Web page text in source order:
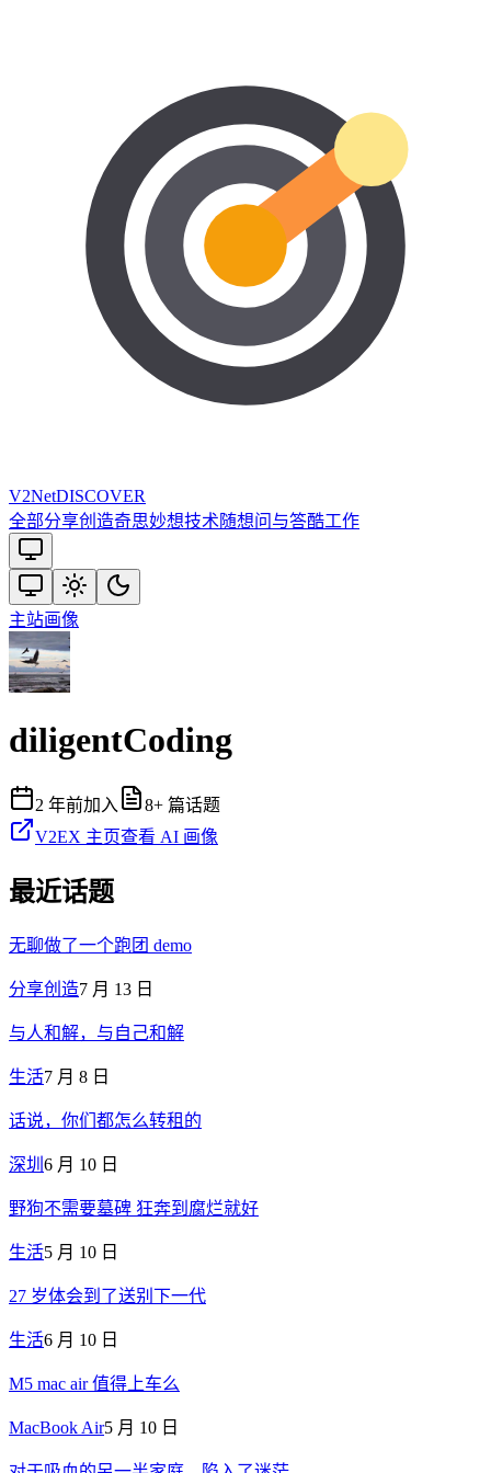
V2NetDISCOVER
全部分享创造奇思妙想技术随想问与答酷工作
主站画像
diligentCoding
2 年前加入 8+ 篇话题
V2EX 主页查看 AI 画像
最近话题
无聊做了一个跑团 demo
分享创造7 月 13 日
与人和解，与自己和解
生活7 月 8 日
话说，你们都怎么转租的
深圳 6 月 10 日
野狗不需要墓碑 狂奔到腐烂就好
生活5 月 10 日
27 岁体会到了送别下一代
生活6 月 10 日
M5 mac air 值得上车么
MacBook Air5 月 10 日